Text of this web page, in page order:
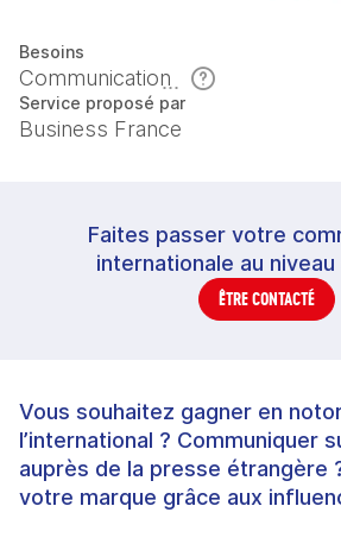
Besoins
Communication
Service proposé par
Business France
Faites passer votre
internationale au
ÊTRE CONTACTÉ
Vous souhaitez gagner en
l’international ? Communiquer
auprès de la presse étrangère
votre marque grâce aux